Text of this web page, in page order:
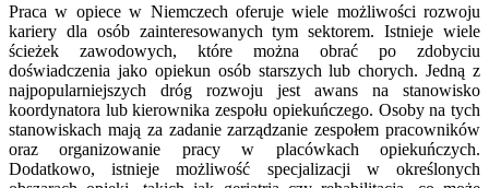
Praca w opiece w Niemczech oferuje wiele możliwości rozwoju
kariery dla osób zainteresowanych tym sektorem. Istnieje wiele
ścieżek zawodowych, które można obrać po zdobyciu
doświadczenia jako opiekun osób starszych lub chorych. Jedną z
najpopularniejszych dróg rozwoju jest awans na stanowisko
koordynatora lub kierownika zespołu opiekuńczego. Osoby na tych
stanowiskach mają za zadanie zarządzanie zespołem pracowników
oraz organizowanie pracy w placówkach opiekuńczych.
Dodatkowo, istnieje możliwość specjalizacji w określonych